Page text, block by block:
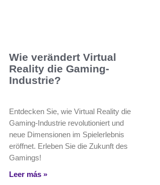
Wie verändert Virtual
Reality die Gaming-
Industrie?
Entdecken Sie, wie Virtual Reality die
Gaming-Industrie revolutioniert und
neue Dimensionen im Spielerlebnis
eröffnet. Erleben Sie die Zukunft des
Gamings!
Leer más »